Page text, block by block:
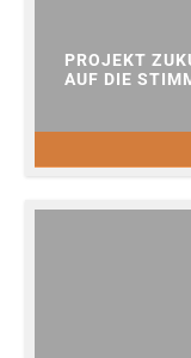
PROJEKT
UF DIE